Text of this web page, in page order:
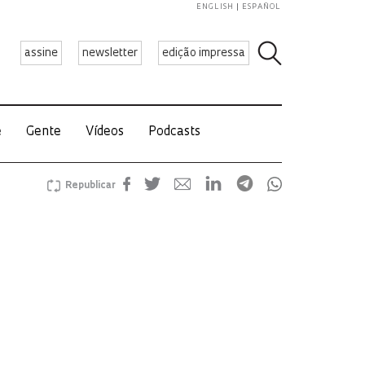
assine newsletter edição impressa
ENGLISH ESPAÑOL
Gente Vídeos Podcasts
Republicar